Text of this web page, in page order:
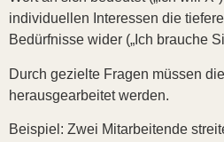
individuellen Interessen die
Bedürfnisse wider („Ich brauche
Durch gezielte Fragen müssen
herausgearbeitet werden.
Beispiel: Zwei Mitarbeitende